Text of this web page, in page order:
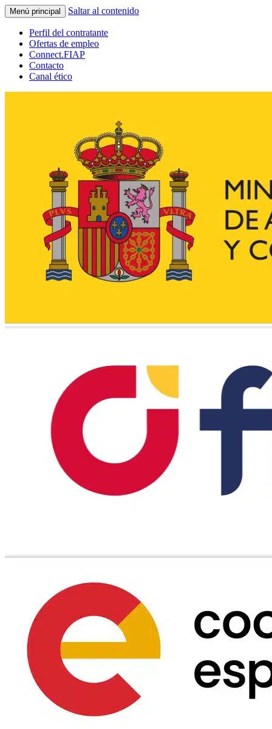
Menú principal Saltar al contenido
Perfil del contratante
Ofertas de empleo
Connect.FIAP
Contacto
Canal ético